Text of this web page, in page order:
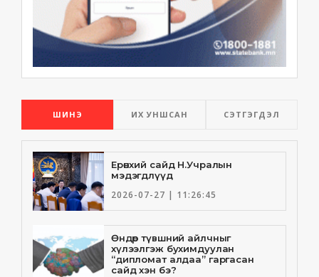
ШИНЭ ИХ УНШСАН СЭТГЭГДЭЛ
Ерөнхий сайд Н.Учралын
мэдэгдлүүд
2026-07-27 | 11:26:45
Өндөр түвшний айлчныг
хүлээлгэж бухимдуулан
“дипломат алдаа” гаргасан
сайд хэн бэ?